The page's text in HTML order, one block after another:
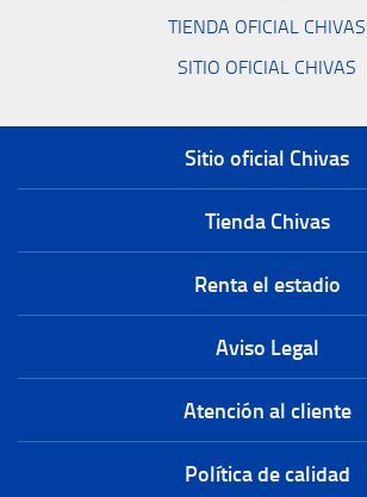
TIENDA OFICIAL CHIVAS
SITIO OFICIAL CHIVAS
Sitio oficial Chivas
Tienda Chivas
Renta el estadio
Aviso Legal
Atención al cliente
Política de calidad